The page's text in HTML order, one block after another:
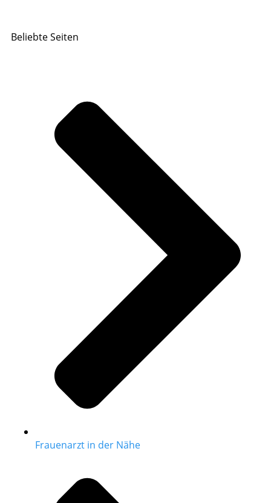
Beliebte Seiten
Frauenarzt in der Nähe